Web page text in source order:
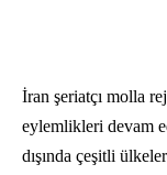
İran şeriatçı molla
eylemlikleri devam
dışında çeşitli